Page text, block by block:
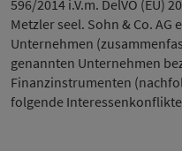
596/2014 i.V.m. DelVO (EU)
Metzler seel. Sohn & Co.
Unternehmen
genannten Unternehmen
Finanzinstrumenten
folgende